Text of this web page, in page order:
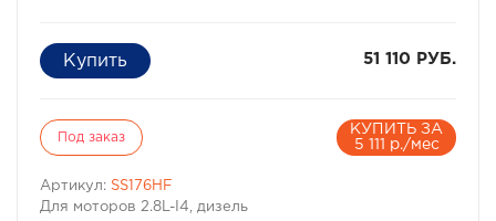
51 110 РУБ.
Под заказ
КУПИТЬ ЗА
5 111 р./мес
Артикул: SS176HF
Для моторов 2.8L-I4, дизель